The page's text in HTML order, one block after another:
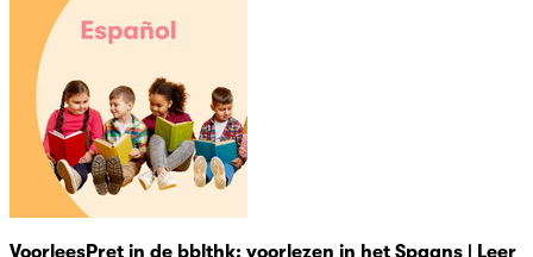
VoorleesPret in de bblthk: voorlezen in het Spaans | Leer